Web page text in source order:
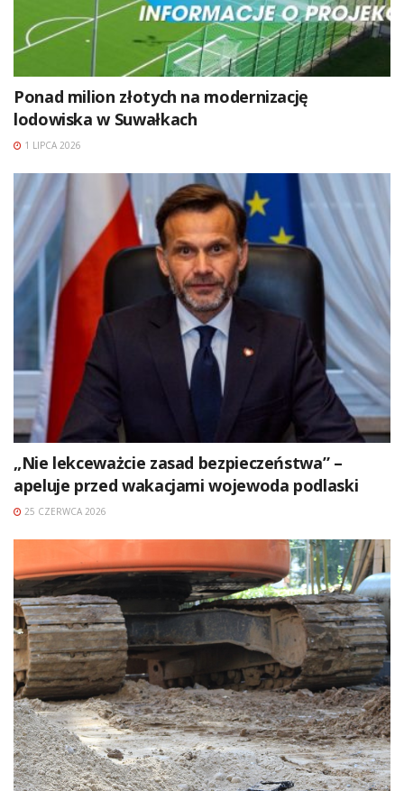
Ponad milion złotych na modernizację
lodowiska w Suwałkach
1 LIPCA 2026
„Nie lekceważcie zasad bezpieczeństwa” –
apeluje przed wakacjami wojewoda podlaski
25 CZERWCA 2026